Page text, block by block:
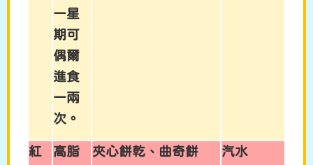
一星
期可
偶爾
進食
一兩
次。
紅
高脂
夾心餅乾、曲奇餅
汽水